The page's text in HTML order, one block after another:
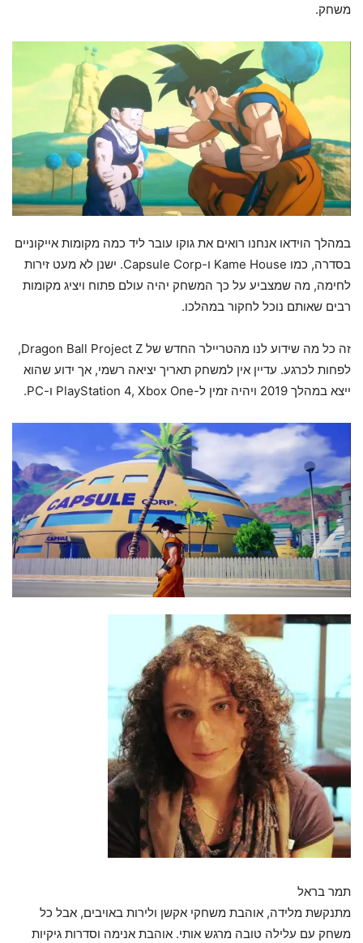
משחק.
במהלך הוידאו אנחנו רואים את גוקו עובר ליד כמה מקומות אייקוניים
בסדרה, כמו Kame House ו-Capsule Corp. ישנן לא מעט זירות
לחימה, מה שמצביע על כך המשחק יהיה עולם פתוח ויציג מקומות
רבים שאותם נוכל לחקור במהלכו.
זה כל מה שידוע לנו מהטריילר החדש של Dragon Ball Project Z,
לפחות לכרגע. עדיין אין למשחק תאריך יציאה רשמי, אך ידוע שהוא
ייצא במהלך 2019 ויהיה זמין ל-PlayStation 4, Xbox One ו-PC.
תמר בראל
מתנקשת מלידה, אוהבת משחקי אקשן ולירות באויבים, אבל כל
משחק עם עלילה טובה מרגש אותי. אוהבת אנימה וסדרות גיקיות